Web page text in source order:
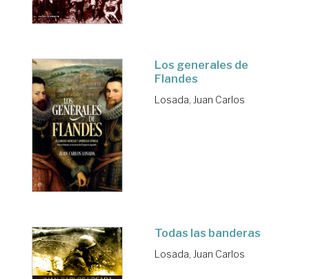
Los generales de
Flandes
Losada, Juan Carlos
Todas las banderas
Losada, Juan Carlos